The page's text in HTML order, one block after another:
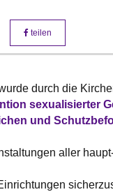
teilen
durch die
sexualisierter
und
aller